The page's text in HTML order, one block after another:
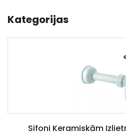
Kategorijas
Sifoni Keramiskām